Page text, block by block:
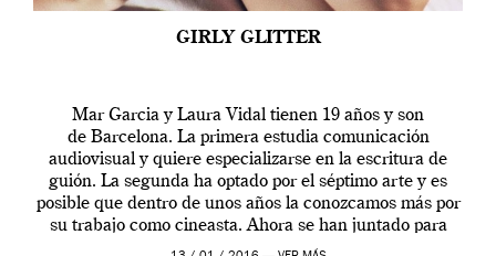
GIRLY GLITTER
Mar Garcia y Laura Vidal tienen 19 años y son
de Barcelona. La primera estudia comunicación
audiovisual y quiere especializarse en la escritura de
guión. La segunda ha optado por el séptimo arte y es
posible que dentro de unos años la conozcamos más por
su trabajo como cineasta. Ahora se han juntado para
contarnos una […]